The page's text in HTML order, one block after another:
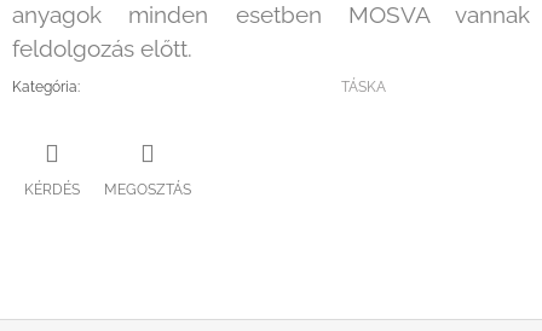
anyagok minden esetben MOSVA vannak
feldolgozás előtt.
Kategória: TÁSKA
KÉRDÉS MEGOSZTÁS